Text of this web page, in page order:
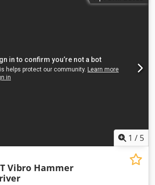
1 / 5
Vibro Hammer